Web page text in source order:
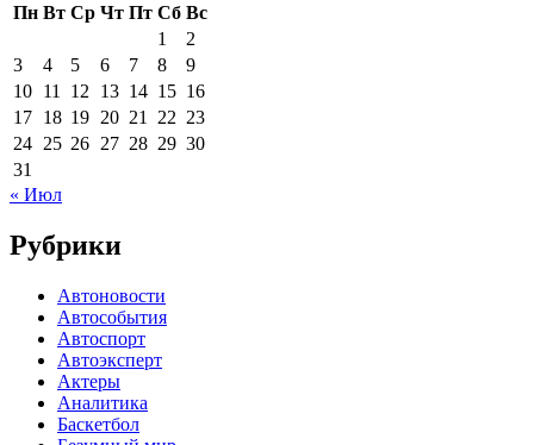
Пн Вт Ср Чт Пт Сб Вс
1
2
3
4 5 6 7 8
9
10 11 12 13 14 15 16
17 18 19 20 21 22 23
24 25 26 27 28 29 30
31
« Июл
Рубрики
Автоновости
Автособытия
Автоспорт
Автоэксперт
Актеры
Аналитика
Баскетбол